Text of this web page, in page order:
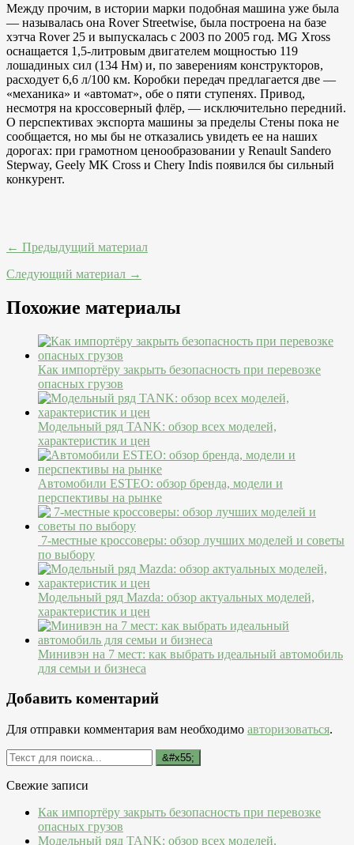
Между прочим, в истории марки подобная машина уже была
— называлась она Rover Streetwise, была построена на базе
хэтча Rover 25 и выпускалась с 2003 по 2005 год. MG Xross
оснащается 1,5-литровым двигателем мощностью 119
лошадиных сил (134 Нм) и, по заверениям конструкторов,
расходует 6,6 л/100 км. Коробки передач предлагается две —
«механика» и «автомат», обе о пяти ступенях. Привод,
несмотря на кроссоверный флёр, — исключительно передний.
О перспективах экспорта машины за пределы Стены пока не
сообщается, но мы бы не отказались увидеть ее на наших
дорогах: при грамотном ценообразовании у Renault Sandero
Stepway, Geely MK Cross и Chery Indis появился бы сильный
конкурент.
← Предыдущий материал
Следующий материал →
Похожие материалы
Как импортёру закрыть безопасность при перевозке
опасных грузов
Модельный ряд TANK: обзор всех моделей,
характеристик и цен
Автомобили ESTEO: обзор бренда, модели и
перспективы на рынке
7-местные кроссоверы: обзор лучших моделей и советы
по выбору
Модельный ряд Mazda: обзор актуальных моделей,
характеристик и цен
Минивэн на 7 мест: как выбрать идеальный автомобиль
для семьи и бизнеса
Добавить коментарий
Для отправки комментария вам необходимо авторизоваться.
Свежие записи
Как импортёру закрыть безопасность при перевозке
опасных грузов
Модельный ряд TANK: обзор всех моделей,